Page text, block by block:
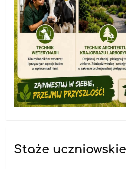
Staże uczniowskie